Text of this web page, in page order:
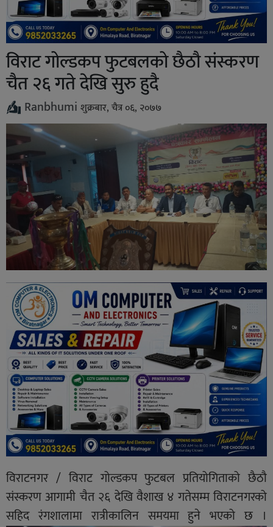
विराट गोल्डकप फुटबलको छैठौ संस्करण
चैत २६ गते देखि सुरु हुदै
Ranbhumi शुक्रबार, चैत्र ०६, २०७७
विराटनगर / विराट गोल्डकप फुटबल प्रतियोगिताको छैठौ
संस्करण आगामी चैत २६ देखि वैशाख ४ गतेसम्म विराटनगरको
सहिद रंगशालामा रात्रीकालिन समयमा हुने भएको छ ।